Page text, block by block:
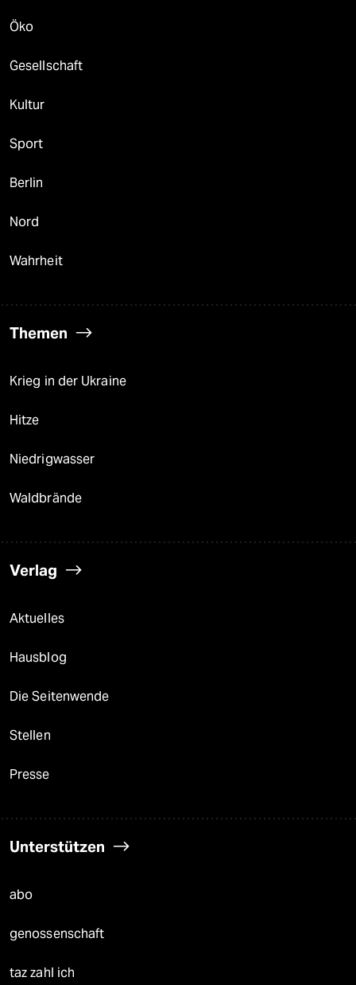
Öko
Gesellschaft
Kultur
Sport
Berlin
Nord
Wahrheit
Themen
Krieg in der Ukraine
Hitze
Niedrigwasser
Waldbrände
Verlag
Aktuelles
Hausblog
Die Seitenwende
Stellen
Presse
Unterstützen
abo
genossenschaft
taz zahl ich